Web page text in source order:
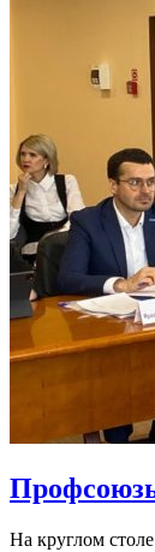
На круглом